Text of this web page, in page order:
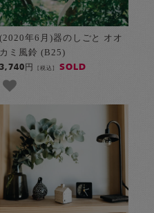
(2020年6月)器のしごと オオ
カミ風鈴 (B25)
3,740円 [税込] SOLD